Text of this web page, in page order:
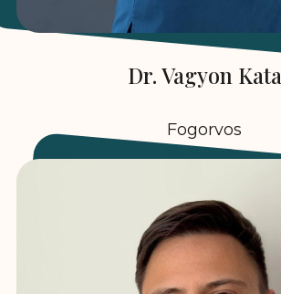
Dr. Vagyon Kata
Fogorvos